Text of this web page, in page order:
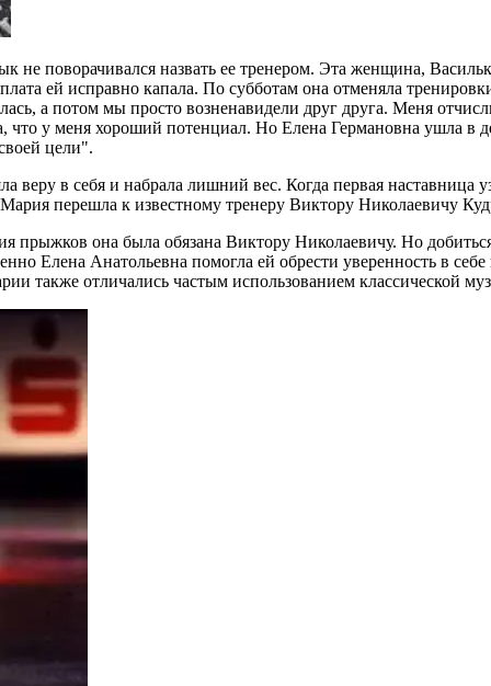
не поворачивался назвать ее тренером. Эта женщина,
ей исправно капала. По субботам она отменяла
а потом мы просто возненавидели друг друга. Меня
что у меня хороший потенциал. Но Елена Германовна ушла в
цели".
веру в себя и набрала лишний вес. Когда первая
перешла к известному тренеру Виктору Николаевичу
прыжков она была обязана Виктору Николаевичу. Но
Елена Анатольевна помогла ей обрести уверенность в
также отличались частым использованием классической